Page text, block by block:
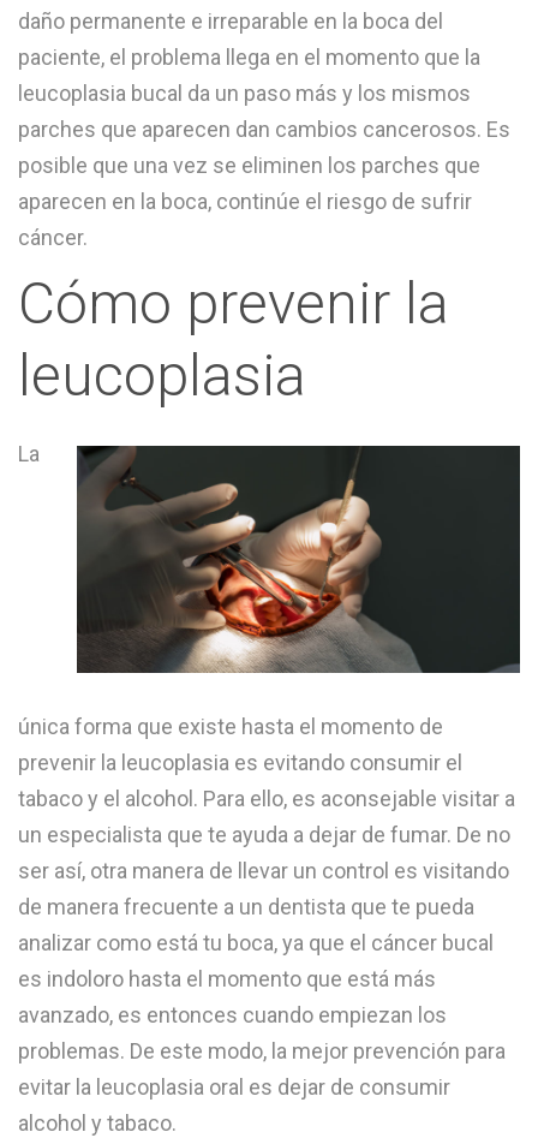
daño permanente e irreparable en la boca del
paciente, el problema llega en el momento que la
leucoplasia bucal da un paso más y los mismos
parches que aparecen dan cambios cancerosos. Es
posible que una vez se eliminen los parches que
aparecen en la boca, continúe el riesgo de sufrir
cáncer.
Cómo prevenir la
leucoplasia
La
única forma que existe hasta el momento de
prevenir la leucoplasia es evitando consumir el
tabaco y el alcohol. Para ello, es aconsejable visitar a
un especialista que te ayuda a dejar de fumar. De no
ser así, otra manera de llevar un control es visitando
de manera frecuente a un dentista que te pueda
analizar como está tu boca, ya que el cáncer bucal
es indoloro hasta el momento que está más
avanzado, es entonces cuando empiezan los
problemas. De este modo, la mejor prevención para
evitar la leucoplasia oral es dejar de consumir
alcohol y tabaco.